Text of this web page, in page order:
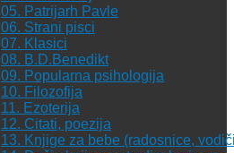
05. Patrijarh Pavle
06. Strani pisci
07. Klasici
08. B.D.Benedikt
09. Popularna psihologija
10. Filozofija
11. Ezoterija
12. Citati, poezija
13. Knjige za bebe (radosnice,